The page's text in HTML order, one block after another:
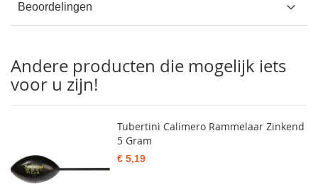
Beoordelingen
Andere producten die mogelijk iets
voor u zijn!
Tubertini Calimero Rammelaar Zinkend
5 Gram
€ 5,19